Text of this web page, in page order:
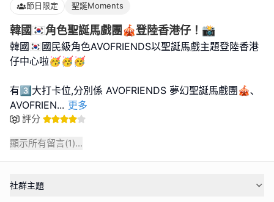
節日限定 聖誕Moments
韓國🇰🇷角色聖誕馬戲團🎪登陸香港仔！📸
韓國🇰🇷國民級角色AVOFRIENDS以聖誕馬戲主題登陸香港
仔中心啦🥳🥳🥳
有3️⃣大打卡位,分別係 AVOFRIENDS 夢幻聖誕馬戲團🎪､
AVOFRIEN... 更多
評分
顯示所有留言(1)...
社群主題